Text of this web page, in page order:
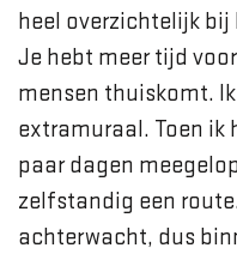
heel overzichtelijk
Je hebt meer tijd
mensen thuiskomt.
extramuraal. Toen ik
paar dagen
zelfstandig een
achterwacht, dus